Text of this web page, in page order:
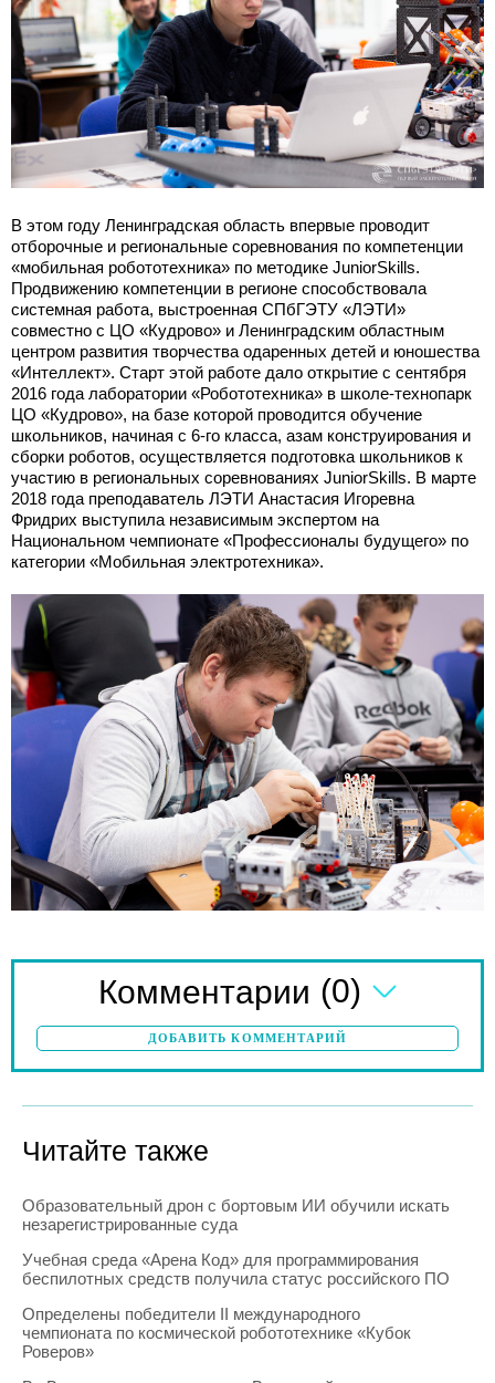
В этом году Ленинградская область впервые проводит
отборочные и региональные соревнования по компетенции
«мобильная робототехника» по методике JuniorSkills.
Продвижению компетенции в регионе способствовала
системная работа, выстроенная СПбГЭТУ «ЛЭТИ»
совместно с ЦО «Кудрово» и Ленинградским областным
центром развития творчества одаренных детей и юношества
«Интеллект». Старт этой работе дало открытие с сентября
2016 года лаборатории «Робототехника» в школе-технопарк
ЦО «Кудрово», на базе которой проводится обучение
школьников, начиная с 6-го класса, азам конструирования и
сборки роботов, осуществляется подготовка школьников к
участию в региональных соревнованиях JuniorSkills. В марте
2018 года преподаватель ЛЭТИ Анастасия Игоревна
Фридрих выступила независимым экспертом на
Национальном чемпионате «Профессионалы будущего» по
категории «Мобильная электротехника».
Комментарии (0)
ДОБАВИТЬ КОММЕНТАРИЙ
Читайте также
Образовательный дрон с бортовым ИИ обучили искать
незарегистрированные суда
Учебная среда «Арена Код» для программирования
беспилотных средств получила статус российского ПО
Определены победители II международного
чемпионата по космической робототехнике «Кубок
Роверов»